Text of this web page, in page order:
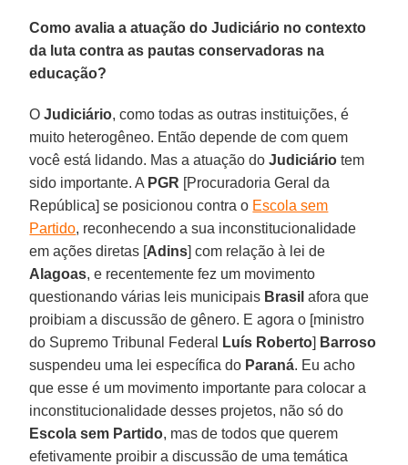
Como avalia a atuação do Judiciário no contexto
da luta contra as pautas conservadoras na
educação?
OJudiciário, como todas as outras instituições, é
muito heterogêneo. Então depende de com quem
você está lidando. Mas a atuação doJudiciário tem
sido importante. A PGR [Procuradoria Geral da
República] se posicionou contra o Escola sem
Partido, reconhecendo a sua inconstitucionalidade
em ações diretas [Adins] com relação à lei de
Alagoas, e recentemente fez um movimento
questionando várias leis municipais Brasil afora que
proibiam a discussão de gênero. E agora o [ministro
do Supremo Tribunal Federal
Luís Roberto] Barroso
suspendeu uma lei específica do Paraná. Eu acho
que esse é um movimento importante para colocar a
inconstitucionalidade desses projetos, não só do
Escola sem Partido, mas de todos que querem
efetivamente proibir a discussão de uma temática